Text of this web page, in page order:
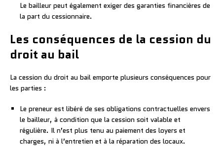
Le bailleur peut également exiger des garanties financières de
la part du cessionnaire.
Les conséquences de la cession du
droit au bail
La cession du droit au bail emporte plusieurs conséquences pour
les parties :
Le preneur est libéré de ses obligations contractuelles envers
le bailleur, à condition que la cession soit valable et
régulière. Il n’est plus tenu au paiement des loyers et
charges, ni à l’entretien et à la réparation des locaux.